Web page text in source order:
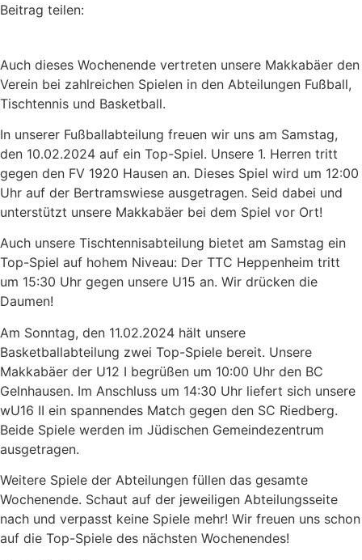
Beitrag teilen:
Auch dieses Wochenende vertreten unsere Makkabäer den
Verein bei zahlreichen Spielen in den Abteilungen Fußball,
Tischtennis und Basketball.
In unserer Fußballabteilung freuen wir uns am Samstag,
den 10.02.2024 auf ein Top-Spiel. Unsere 1. Herren tritt
gegen den FV 1920 Hausen an. Dieses Spiel wird um 12:00
Uhr auf der Bertramswiese ausgetragen. Seid dabei und
unterstützt unsere Makkabäer bei dem Spiel vor Ort!
Auch unsere Tischtennisabteilung bietet am Samstag ein
Top-Spiel auf hohem Niveau: Der TTC Heppenheim tritt
um 15:30 Uhr gegen unsere U15 an. Wir drücken die
Daumen!
Am Sonntag, den 11.02.2024 hält unsere
Basketballabteilung zwei Top-Spiele bereit. Unsere
Makkabäer der U12 I begrüßen um 10:00 Uhr den BC
Gelnhausen. Im Anschluss um 14:30 Uhr liefert sich unsere
wU16 II ein spannendes Match gegen den SC Riedberg.
Beide Spiele werden im Jüdischen Gemeindezentrum
ausgetragen.
Weitere Spiele der Abteilungen füllen das gesamte
Wochenende. Schaut auf der jeweiligen Abteilungsseite
nach und verpasst keine Spiele mehr! Wir freuen uns schon
auf die Top-Spiele des nächsten Wochenendes!